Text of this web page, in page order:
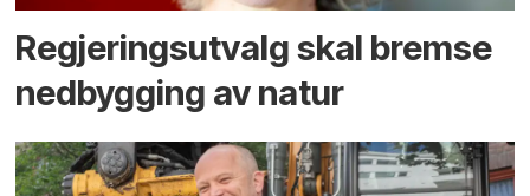
Regjerings­utvalg skal bremse
ned­bygging av natur